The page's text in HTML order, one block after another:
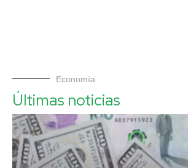
Economía
Últimas noticias